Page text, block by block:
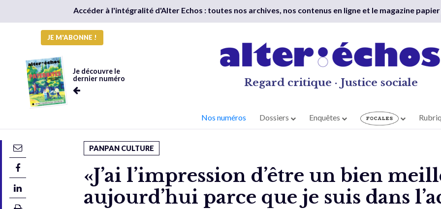
Accéder à l'intégralité d'Alter Echos : toutes nos archives, nos contenus en ligne et le magazine papier
JE M'ABONNE !
Je découvre le
dernier numéro
Regard critique · Justice sociale
Nos numéros Dossiers Enquêtes
PANPAN CULTURE
«J’ai l’impression d’être un bien
aujourd’hui parce que je suis dans